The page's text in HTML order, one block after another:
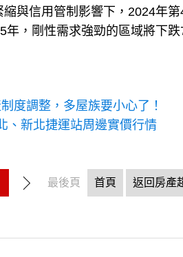
與信用管制影響下，2024年
年，剛性需求強勁的區域將下
度調整，多屋族要小心了！
、新北捷運站周邊實價行情
最後頁 首頁 返回房產